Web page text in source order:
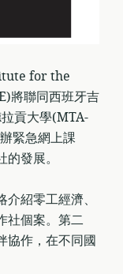
for the
將聯同西班牙吉
貢大學(MTA-
緊急網上課
發展。
紹零工經濟、
社個案。第二
協作，在不同國